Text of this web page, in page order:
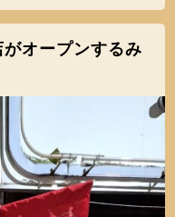
オープンするみ